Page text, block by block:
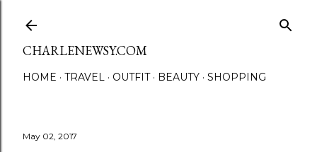
CHARLENEWSY.COM
HOME TRAVEL OUTFIT BEAUTY SHOPPING
May 02, 2017